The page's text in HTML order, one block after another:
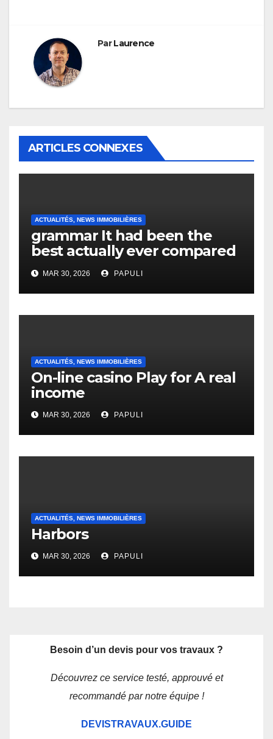
ParLaurence
ARTICLES CONNEXES
ACTUALITÉS, NEWS IMMOBILIÈRES
grammar It had been the
best actually ever compared
to it’s the top actually?
English Vocabulary Learners
Heap Change
MAR 30, 2026 PAPULI
ACTUALITÉS, NEWS IMMOBILIÈRES
On-line casino Play for A real
income
MAR 30, 2026 PAPULI
ACTUALITÉS, NEWS IMMOBILIÈRES
Harbors
MAR 30, 2026 PAPULI
Besoin d’un devis pour vos travaux ?
Découvrez ce service testé, approuvé et
recommandé par notre équipe !
DEVISTRAVAUX.GUIDE